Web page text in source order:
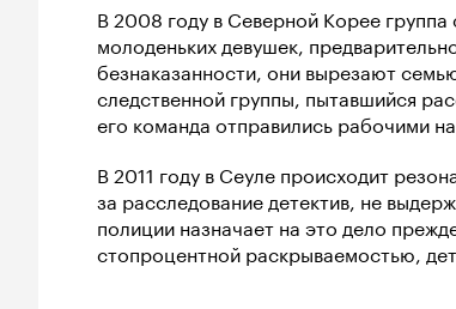
В 2008 году в Северной Корее
молоденьких девушек,
безнаказанности, они вырезают
следственной группы, пытавшийся
его команда отправились рабочими на
В 2011 году в Сеуле происходит
за расследование детектив, не
полиции назначает на это дело
стопроцентной раскрываемостью,